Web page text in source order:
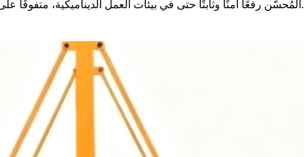
المُحسّن رفعًا آمنًا وثابتًا حتى في بيئات العمل الديناميكية، متفوقًا على هياكل القنطرية الكهربائية التقليدية.